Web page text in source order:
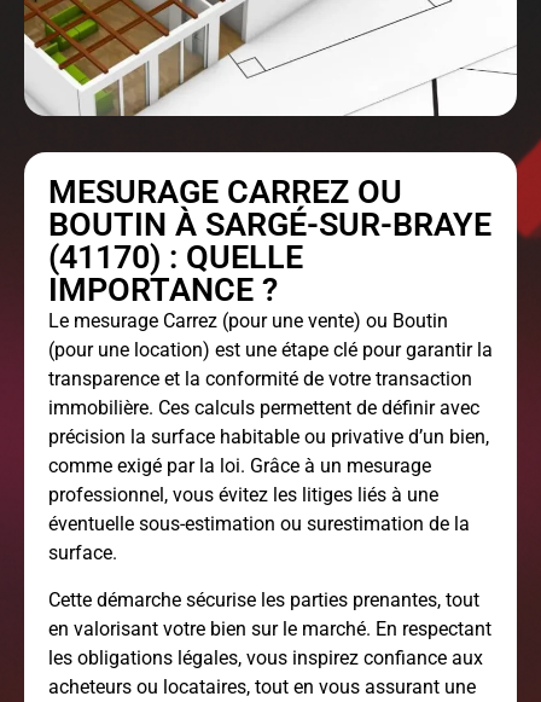
MESURAGE CARREZ OU
BOUTIN À SARGÉ-SUR-BRAYE
(41170) : QUELLE
IMPORTANCE ?
Le mesurage Carrez (pour une vente) ou Boutin
(pour une location) est une étape clé pour garantir la
transparence et la conformité de votre transaction
immobilière. Ces calculs permettent de définir avec
précision la surface habitable ou privative d’un bien,
comme exigé par la loi. Grâce à un mesurage
professionnel, vous évitez les litiges liés à une
éventuelle sous-estimation ou surestimation de la
surface.
Cette démarche sécurise les parties prenantes, tout
en valorisant votre bien sur le marché. En respectant
les obligations légales, vous inspirez confiance aux
acheteurs ou locataires, tout en vous assurant une